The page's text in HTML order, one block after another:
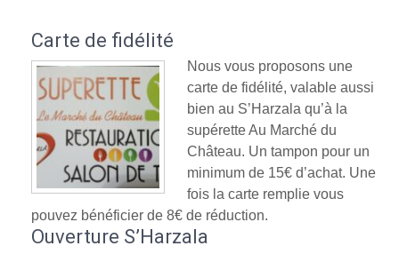
Carte de fidélité
Nous vous proposons une
carte de fidélité, valable aussi
bien au S’Harzala qu’à la
supérette Au Marché du
Château. Un tampon pour un
minimum de 15€ d’achat. Une
fois la carte remplie vous
pouvez bénéficier de 8€ de réduction.
Ouverture S’Harzala